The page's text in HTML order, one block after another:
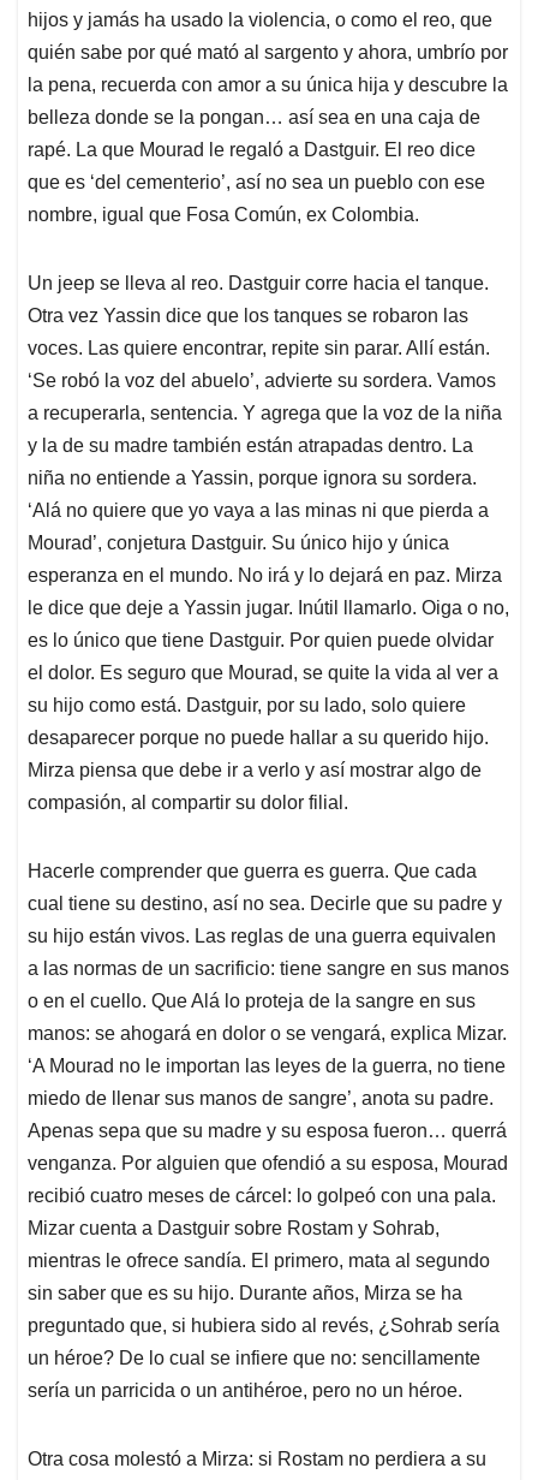
hijos y jamás ha usado la violencia, o como el reo, que
quién sabe por qué mató al sargento y ahora, umbrío por
la pena, recuerda con amor a su única hija y descubre la
belleza donde se la pongan… así sea en una caja de
rapé. La que Mourad le regaló a Dastguir. El reo dice
que es ‘del cementerio’, así no sea un pueblo con ese
nombre, igual que Fosa Común, ex Colombia.
Un jeep se lleva al reo. Dastguir corre hacia el tanque.
Otra vez Yassin dice que los tanques se robaron las
voces. Las quiere encontrar, repite sin parar. Allí están.
‘Se robó la voz del abuelo’, advierte su sordera. Vamos
a recuperarla, sentencia. Y agrega que la voz de la niña
y la de su madre también están atrapadas dentro. La
niña no entiende a Yassin, porque ignora su sordera.
‘Alá no quiere que yo vaya a las minas ni que pierda a
Mourad’, conjetura Dastguir. Su único hijo y única
esperanza en el mundo. No irá y lo dejará en paz. Mirza
le dice que deje a Yassin jugar. Inútil llamarlo. Oiga o no,
es lo único que tiene Dastguir. Por quien puede olvidar
el dolor. Es seguro que Mourad, se quite la vida al ver a
su hijo como está. Dastguir, por su lado, solo quiere
desaparecer porque no puede hallar a su querido hijo.
Mirza piensa que debe ir a verlo y así mostrar algo de
compasión, al compartir su dolor filial.
Hacerle comprender que guerra es guerra. Que cada
cual tiene su destino, así no sea. Decirle que su padre y
su hijo están vivos. Las reglas de una guerra equivalen
a las normas de un sacrificio: tiene sangre en sus manos
o en el cuello. Que Alá lo proteja de la sangre en sus
manos: se ahogará en dolor o se vengará, explica Mizar.
‘A Mourad no le importan las leyes de la guerra, no tiene
miedo de llenar sus manos de sangre’, anota su padre.
Apenas sepa que su madre y su esposa fueron… querrá
venganza. Por alguien que ofendió a su esposa, Mourad
recibió cuatro meses de cárcel: lo golpeó con una pala.
Mizar cuenta a Dastguir sobre Rostam y Sohrab,
mientras le ofrece sandía. El primero, mata al segundo
sin saber que es su hijo. Durante años, Mirza se ha
preguntado que, si hubiera sido al revés, ¿Sohrab sería
un héroe? De lo cual se infiere que no: sencillamente
sería un parricida o un antihéroe, pero no un héroe.
Otra cosa molestó a Mirza: si Rostam no perdiera a su